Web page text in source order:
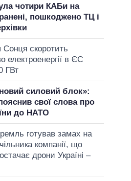
чотири КАБи на
пошкоджено ТЦ і
скоротить
електроенергії в ЄС
ГВт
силовий блок»:
свої слова про
до НАТО
готував замах на
компанії, що
дрони Україні –